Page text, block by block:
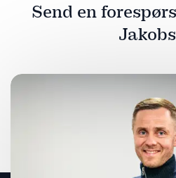
Send en